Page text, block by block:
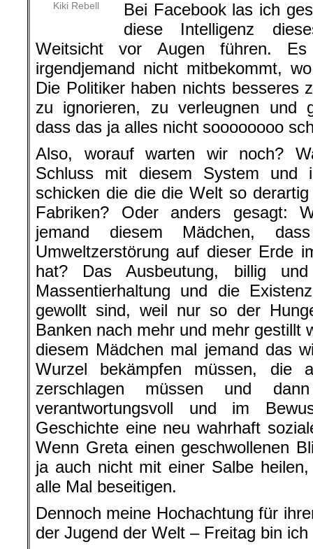
Kiki Rebell
Bei Facebook las ich
diese Intelligenz
Weitsicht vor Augen führen.
irgendjemand nicht mitbekommt,
Die Politiker haben nichts besseres
zu ignorieren, zu verleugnen und
dass das ja alles nicht soooooooo
Also, worauf warten wir noch?
Schluss mit diesem System und
schicken die die die Welt so
Fabriken? Oder anders gesagt:
jemand diesem Mädchen,
Umweltzerstörung auf dieser Erde
hat? Das Ausbeutung, billig und
Massentierhaltung und die
gewollt sind, weil nur so der
Banken nach mehr und mehr gestillt
diesem Mädchen mal jemand das
Wurzel bekämpfen müssen, die
zerschlagen müssen und
verantwortungsvoll und im
Geschichte eine neu wahrhaft
Wenn Greta einen geschwollenen
ja auch nicht mit einer Salbe
alle Mal beseitigen.
Dennoch meine Hochachtung für
der Jugend der Welt – Freitag bin